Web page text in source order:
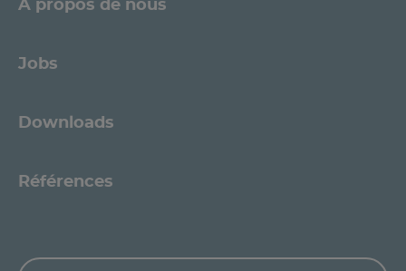
A propos de nous
Jobs
Downloads
Références